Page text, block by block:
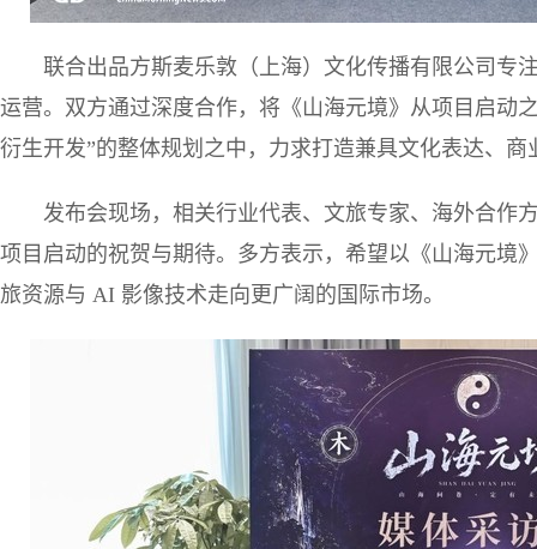
联合出品方斯麦乐敦（上海）文化传播有限公司专
运营。双方通过深度合作，将《山海元境》从项目启动
衍生开发”的整体规划之中，力求打造兼具文化表达、
发布会现场，相关行业代表、文旅专家、海外合作
项目启动的祝贺与期待。多方表示，希望以《山海元境
旅资源与 AI 影像技术走向更广阔的国际市场。